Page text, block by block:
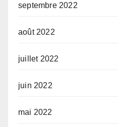
septembre 2022
août 2022
juillet 2022
juin 2022
mai 2022